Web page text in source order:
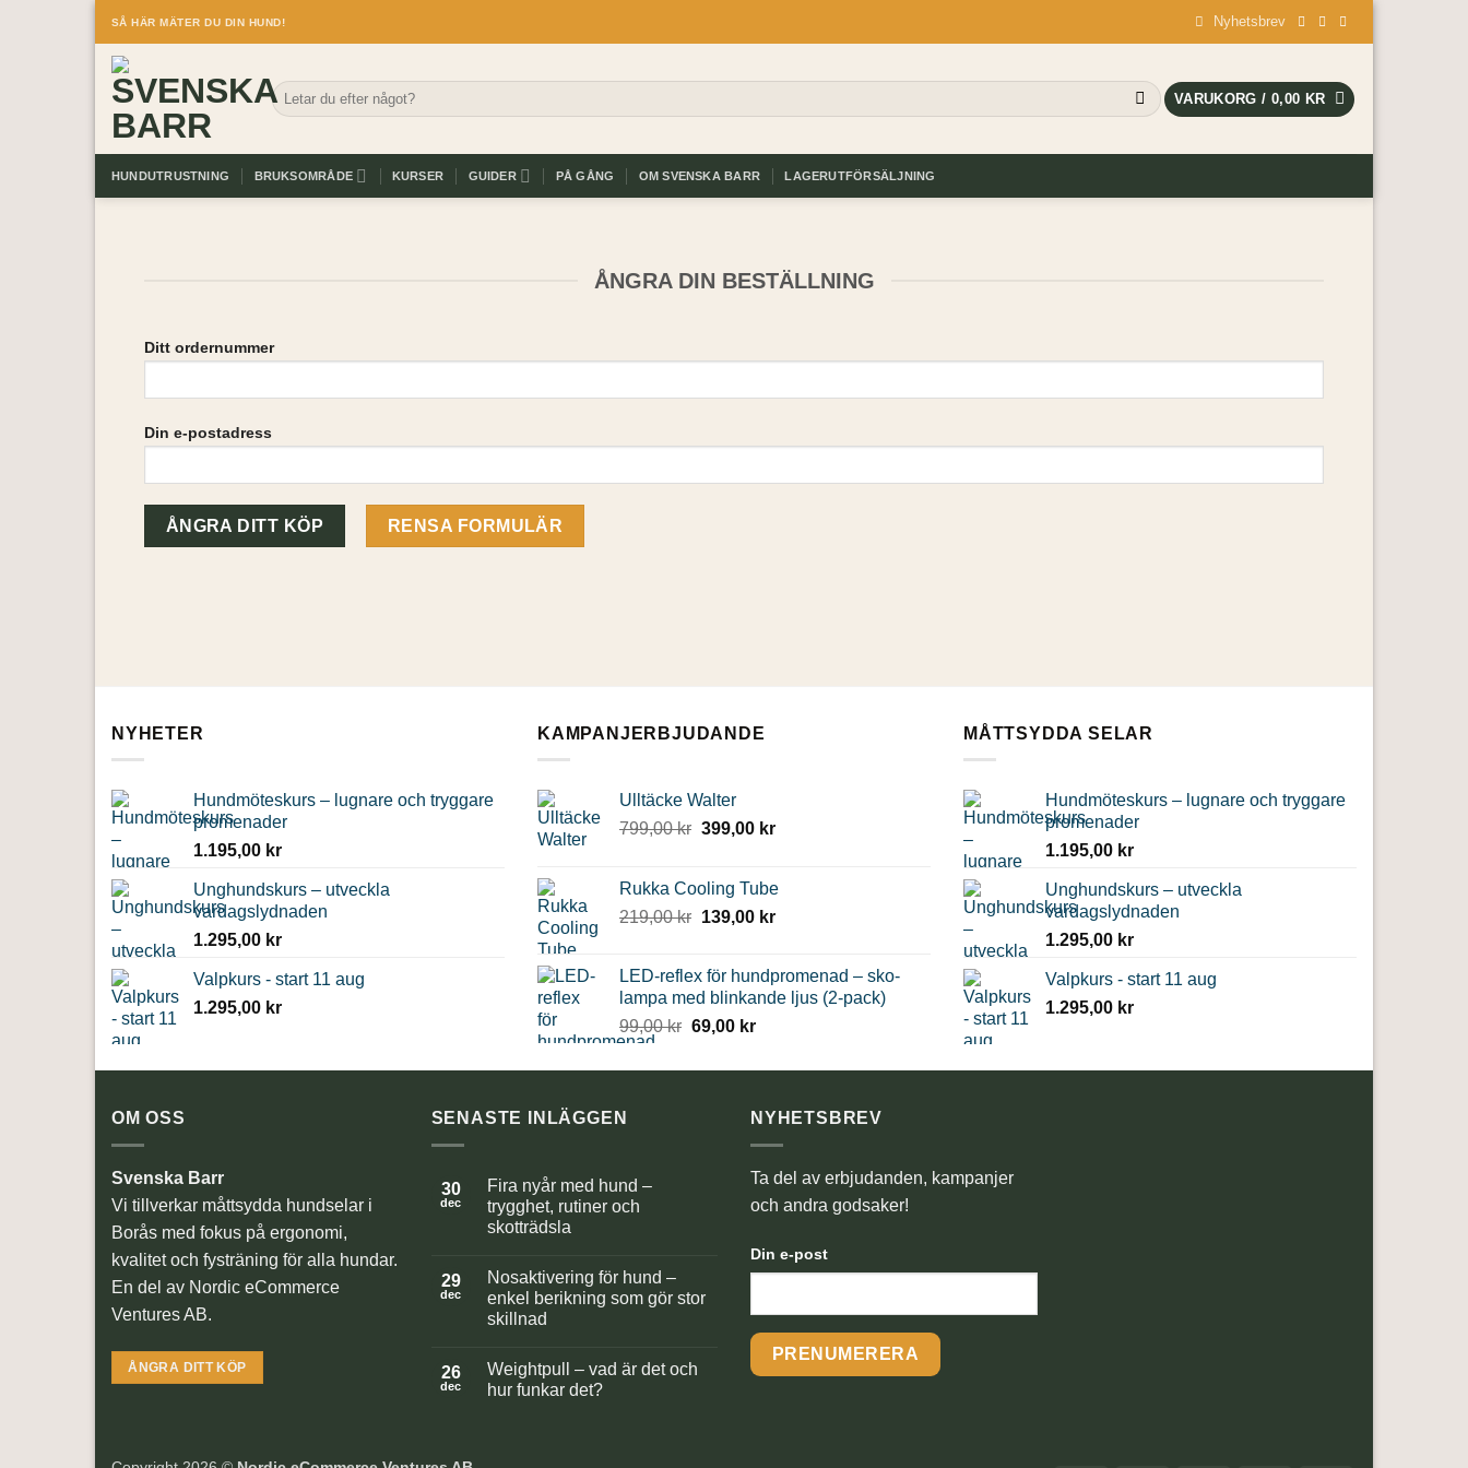
Skip
to
content
SÅ HÄR MÄTER DU DIN HUND! Nyhetsbrev
Sök
efter:
VARUKORG / 0,00 KR
HUNDUTRUSTNING BRUKSOMRÅDE KURSER GUIDER PÅ GÅNG OM SVENSKA BARR LAGERUTFÖRSÄLJNING
ÅNGRA DIN BESTÄLLNING
Ditt ordernummer
Din e-postadress
RENSA FORMULÄR
NYHETER
Hundmöteskurs – lugnare och tryggare
promenader
1.195,00 kr
Unghundskurs – utveckla
vardagslydnaden
1.295,00 kr
Valpkurs - start 11 aug
1.295,00 kr
KAMPANJERBJUDANDE
Ulltäcke Walter
799,00kr Det
var:
799,00 kr.
399,00 krDet
är:
399,00 kr.
Rukka Cooling Tube
219,00kr Det
var:
219,00 kr.
139,00 krDet
är:
139,00 kr.
LED-reflex för hundpromenad – sko-
lampa med blinkande ljus (2-pack)
99,00kr Det
priset
99,00 kr.
69,00 krDet
priset
69,00 kr.
MÅTTSYDDA SELAR
Hundmöteskurs – lugnare och tryggare
promenader
1.195,00 kr
Unghundskurs – utveckla
vardagslydnaden
1.295,00 kr
Valpkurs - start 11 aug
1.295,00 kr
OM OSS
Svenska Barr
Vi tillverkar måttsydda hundselar i
Borås med fokus på ergonomi,
kvalitet och fysträning för alla hundar.
En del av Nordic eCommerce
Ventures AB.
ÅNGRA DITT KÖP
SENASTE INLÄGGEN
30
dec
Fira nyår med hund –
trygghet, rutiner och
skotträdsla
till
nyår
med
trygghet,
rutiner
och
29
dec
Nosaktivering för hund –
enkel berikning som gör stor
skillnad
till
Nosaktivering
för
26
dec
Weightpull – vad är det och
hur funkar det?
NYHETSBREV
Ta del av erbjudanden, kampanjer
och andra godsaker!
Din e-post